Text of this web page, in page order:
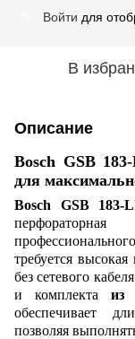
Войти для
В
Описание
Bosch GSB
для
Bosch GSB 183-
требуется
без сетевого
и комплекта из
обеспечивает
позволяя